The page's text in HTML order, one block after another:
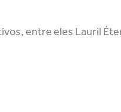
entre eles Lauril